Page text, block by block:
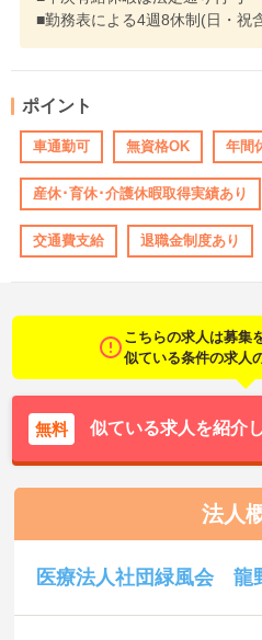
■勤務表による4週8休制(日・祝
ポイント
車通勤可 無資格OK 年間
産休･育休･介護休暇取得実績あり
交通費支給 退職金制度あり
こちらの求人は募集
似ている条件の求人
無料 似ている求人を紹介
法人
医療法人社団緑風会 龍